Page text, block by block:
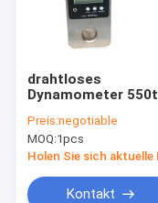
drahtloses
Dynamometer 550t
Preis:negotiable
MOQ:1pcs
Kontakt